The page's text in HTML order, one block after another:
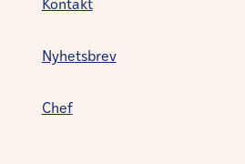
Kontakt
Nyhetsbrev
Chef